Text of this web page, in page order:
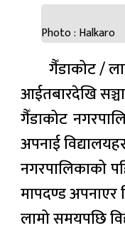
Photo : Halkaro
गैँडाकोट /
आईतबारदेखि
गैँडाकोट
अपनाई
नगरपालिकाको
मापदण्ड अपनाएर
लामो समयपछि